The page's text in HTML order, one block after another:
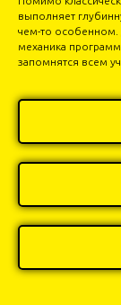
выполняет
чем-то особенном.
механика
запомнятся всем